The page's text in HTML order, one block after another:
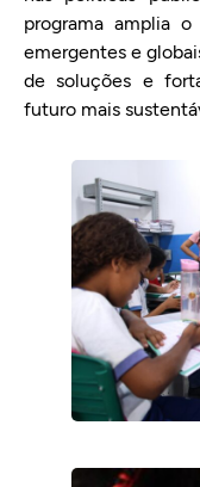
programa amplia
emergentes e
de soluções e
futuro mais